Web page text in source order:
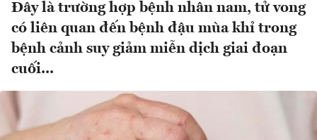
Đây là trường hợp bệnh nhân nam, tử vong
có liên quan đến bệnh đậu mùa khỉ trong
bệnh cảnh suy giảm miễn dịch giai đoạn
cuối...